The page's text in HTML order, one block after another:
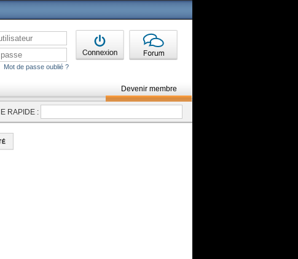
Mot de passe oublié ?
Devenir membre
RAPIDE :